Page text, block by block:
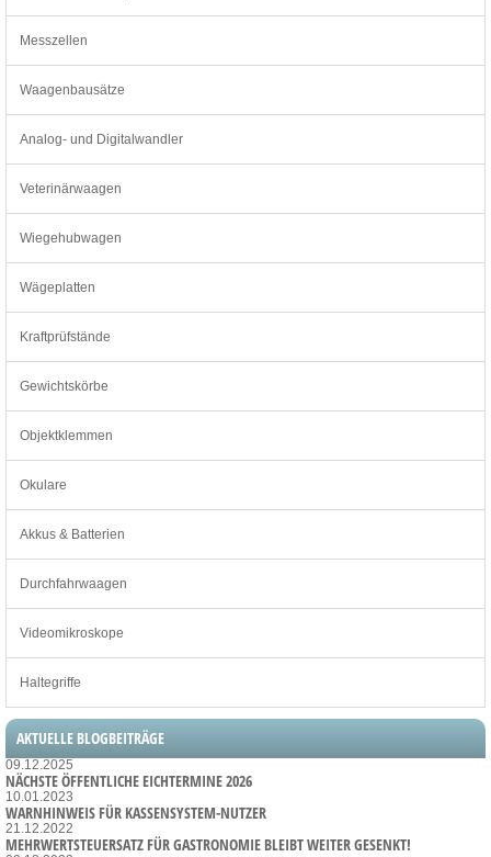
Messzellen
Waagenbausätze
Analog- und Digitalwandler
Veterinärwaagen
Wiegehubwagen
Wägeplatten
Kraftprüfstände
Gewichtskörbe
Objektklemmen
Okulare
Akkus & Batterien
Durchfahrwaagen
Videomikroskope
Haltegriffe
AKTUELLE BLOGBEITRÄGE
09.12.2025
NÄCHSTE ÖFFENTLICHE EICHTERMINE 2026
10.01.2023
WARNHINWEIS FÜR KASSENSYSTEM-NUTZER
21.12.2022
MEHRWERTSTEUERSATZ FÜR GASTRONOMIE BLEIBT WEITER GESENKT!